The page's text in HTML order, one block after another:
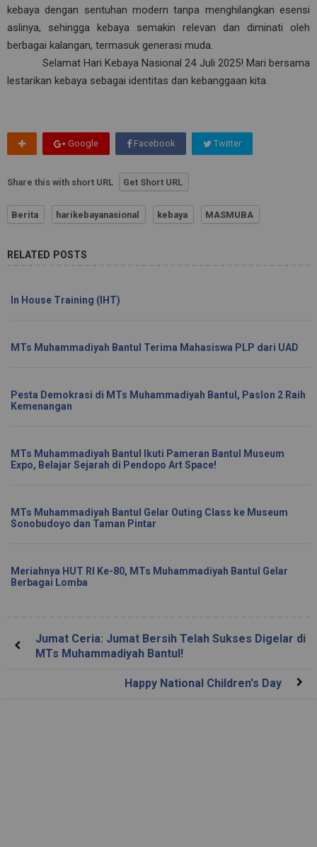
kebaya dengan sentuhan modern tanpa menghilangkan esensi
aslinya, sehingga kebaya semakin relevan dan diminati oleh
berbagai kalangan, termasuk generasi muda.
Selamat Hari Kebaya Nasional 24 Juli 2025! Mari bersama
lestarikan kebaya sebagai identitas dan kebanggaan kita.
Google Facebook Twitter
Share this with short URL Get Short URL
Berita harikebayanasional kebaya MASMUBA
RELATED POSTS
In House Training (IHT)
MTs Muhammadiyah Bantul Terima Mahasiswa PLP dari UAD
Pesta Demokrasi di MTs Muhammadiyah Bantul, Paslon 2 Raih
Kemenangan
MTs Muhammadiyah Bantul Ikuti Pameran Bantul Museum
Expo, Belajar Sejarah di Pendopo Art Space!
MTs Muhammadiyah Bantul Gelar Outing Class ke Museum
Sonobudoyo dan Taman Pintar
Meriahnya HUT RI Ke-80, MTs Muhammadiyah Bantul Gelar
Berbagai Lomba
Jumat Ceria: Jumat Bersih Telah Sukses Digelar di
MTs Muhammadiyah Bantul!
Happy National Children's Day